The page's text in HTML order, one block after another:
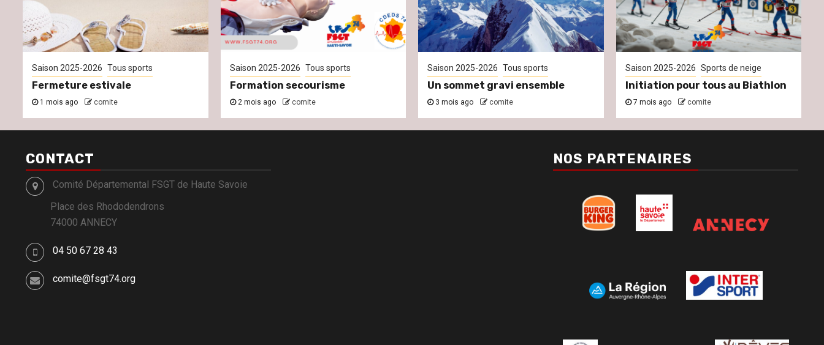
Saison 2025-2026 Tous sports
Fermeture estivale
1 mois ago comite
Saison 2025-2026 Tous sports
Formation secourisme
2 mois ago comite
Saison 2025-2026 Tous sports
Un sommet gravi ensemble
3 mois ago comite
Saison 2025-2026 Sports de neige
Initiation pour tous au Biathlon
7 mois ago comite
CONTACT
Comité Départemental FSGT de Haute Savoie
Place des Rhododendrons
74000 ANNECY
04 50 67 28 43
comite@fsgt74.org
NOS PARTENAIRES